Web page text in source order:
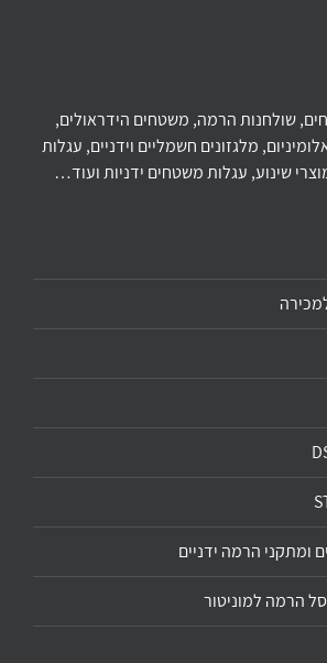
שולחנות הרמה, משטחים הידראולים,
מלגזונים חשמליים וידניים, עגלות
שינוע, עגלות משטחים ידניות ועוד…
ומתקני הרמה ידניים
הרמה למוניטור